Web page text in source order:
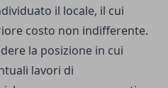
il locale, il cui
costo non indifferente.
la posizione in cui
lavori di